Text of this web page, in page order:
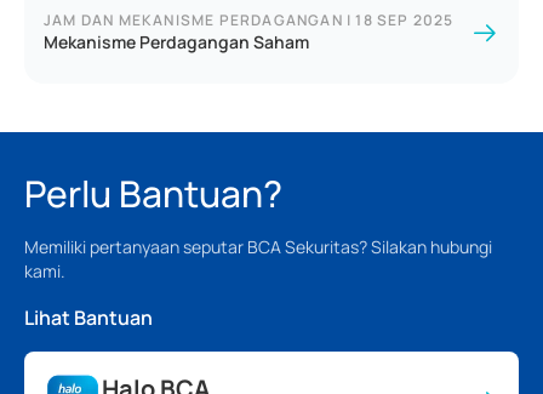
JAM DAN MEKANISME PERDAGANGAN | 18 SEP 2025
Mekanisme Perdagangan Saham
Perlu Bantuan?
Memiliki pertanyaan seputar BCA Sekuritas? Silakan hubungi
kami.
Lihat Bantuan